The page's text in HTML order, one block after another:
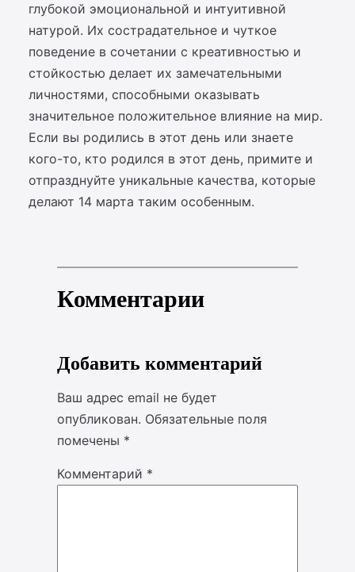
глубокой эмоциональной и интуитивной
натурой. Их сострадательное и чуткое
поведение в сочетании с креативностью и
стойкостью делает их замечательными
личностями, способными оказывать
значительное положительное влияние на мир.
Если вы родились в этот день или знаете
кого-то, кто родился в этот день, примите и
отпразднуйте уникальные качества, которые
делают 14 марта таким особенным.
Комментарии
Добавить комментарий
Ваш адрес email не будет
опубликован. Обязательные поля
помечены *
Комментарий *